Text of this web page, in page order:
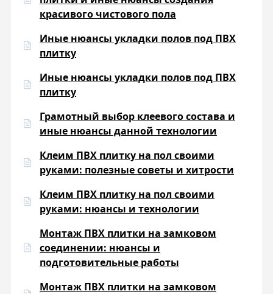
красивого чистового пола
Иные нюансы укладки полов под ПВХ
плитку
Иные нюансы укладки полов под ПВХ
плитку
Грамотный выбор клеевого состава и
иные нюансы данной технологии
Клеим ПВХ плитку на пол своими
руками: полезные советы и хитрости
Клеим ПВХ плитку на пол своими
руками: нюансы и технологии
Монтаж ПВХ плитки на замковом
соединении: нюансы и
подготовительные работы
Монтаж ПВХ плитки на замковом